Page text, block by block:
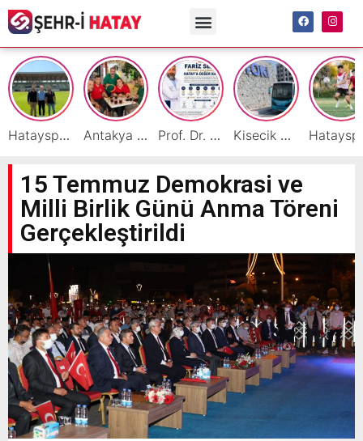
Hatayspor İç Saha Maçlarını Reyhanlı’da Oynamaya Hazırlanıyor Antakya Simidi Türkiye’nin Lezzet Zirvesinde Prof. Dr. Fariz Selimli, Uluslararası Başarılarıyla Hatay’a Değer Katıyor Kisecik TOKİ’lere Toplu Ulaşım Hizmeti Başladı
15 Temmuz Demokrasi ve
Milli Birlik Günü Anma Töreni
Gerçekleştirildi